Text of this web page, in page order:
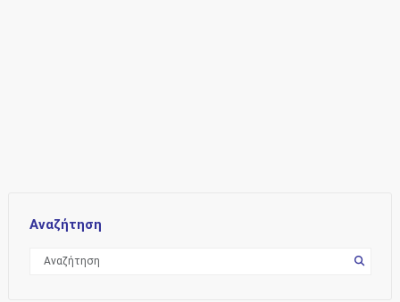
Αναζήτηση